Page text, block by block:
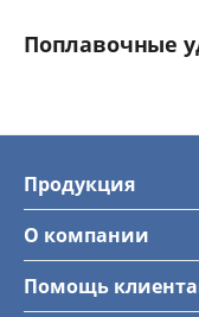
Поплавочные
равномерно
катушка. В
экземпляры в длине от
удобны особенно при
необходимое
Продукция
О компании
Помощь